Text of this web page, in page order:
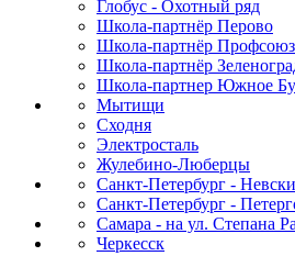
Глобус - Охотный ряд
Школа-партнёр Перово
Школа-партнёр
Школа-партнёр
Школа-партнер Южное
Мытищи
Сходня
Электросталь
Жулебино-Люберцы
Санкт-Петербург -
Санкт-Петербург -
Самара - на ул. Степана
Черкесск